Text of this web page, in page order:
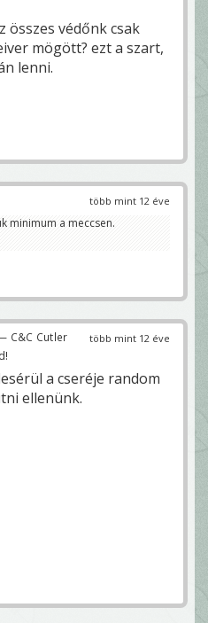
összes védőnk csak
mögött? ezt a szart,
lenni.
több mint 12 éve
minimum a meccsen.
több mint 12 éve
C&C Cutler
a cseréje random
ellenünk.